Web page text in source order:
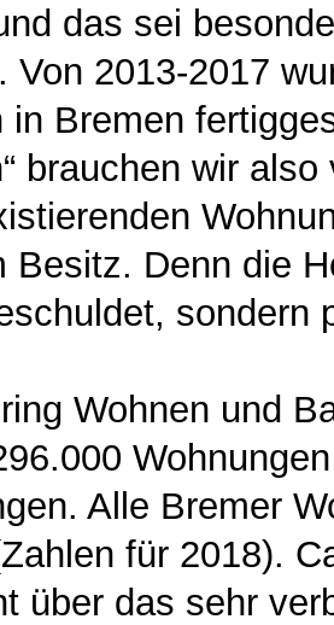
das sei
Von 2013-2017
in Bremen
brauchen wir
Besitz. Denn die
sondern
Wohnen und
Alle Bremer
für 2018).
über das sehr